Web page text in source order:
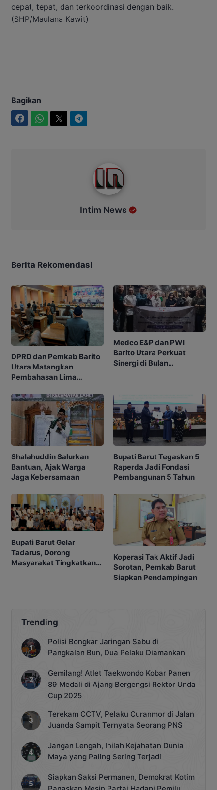
cepat, tepat, dan terkoordinasi dengan baik.
(SHP/Maulana Kawit)
Bagikan
Intim News
Berita Rekomendasi
DPRD dan Pemkab Barito
Utara Matangkan
Pembahasan Lima
Medco E&P dan PWI
Barito Utara Perkuat
Sinergi di Bulan
Shalahuddin Salurkan
Bantuan, Ajak Warga
Jaga Kebersamaan
Bupati Barut Tegaskan 5
Raperda Jadi Fondasi
Pembangunan 5 Tahun
Bupati Barut Gelar
Tadarus, Dorong
Masyarakat Tingkatkan
Koperasi Tak Aktif Jadi
Sorotan, Pemkab Barut
Siapkan Pendampingan
Trending
Polisi Bongkar Jaringan Sabu di
Pangkalan Bun, Dua Pelaku Diamankan
Gemilang! Atlet Taekwondo Kobar Panen
89 Medali di Ajang Bergengsi Rektor Unda
Cup 2025
Terekam CCTV, Pelaku Curanmor di Jalan
Juanda Sampit Ternyata Seorang PNS
Jangan Lengah, Inilah Kejahatan Dunia
Maya yang Paling Sering Terjadi
Siapkan Saksi Permanen, Demokrat Kotim